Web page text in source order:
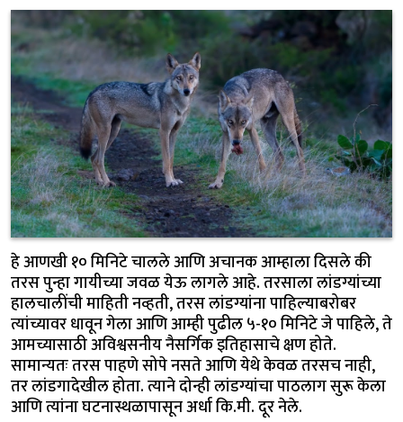
हे आणखी १० मिनिटे चालले आणि अचानक आम्हाला दिसले की
तरस पुन्हा गायीच्या जवळ येऊ लागले आहे. तरसाला लांडग्यांच्या
हालचालींची माहिती नव्हती, तरस लांडग्यांना पाहिल्याबरोबर
त्यांच्यावर धावून गेला आणि आम्ही पुढील ५-१० मिनिटे जे पाहिले, ते
आमच्यासाठी अविश्वसनीय नैसर्गिक इतिहासाचे क्षण होते.
सामान्यतः तरस पाहणे सोपे नसते आणि येथे केवळ तरसच नाही,
तर लांडगादेखील होता. त्याने दोन्ही लांडग्यांचा पाठलाग सुरू केला
आणि त्यांना घटनास्थळापासून अर्धा कि.मी. दूर नेले.